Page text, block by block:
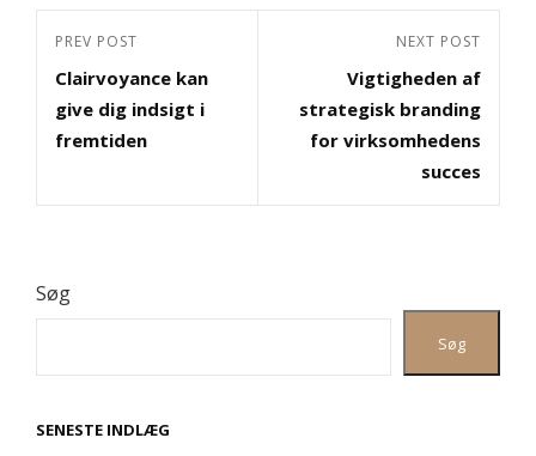
Indlægsnavigation
Previous
Post
PREV POST
Clairvoyance kan
give dig indsigt i
fremtiden
NEXT POST
Vigtigheden af
strategisk branding
for virksomhedens
succes
Søg
Søg
SENESTE INDLÆG